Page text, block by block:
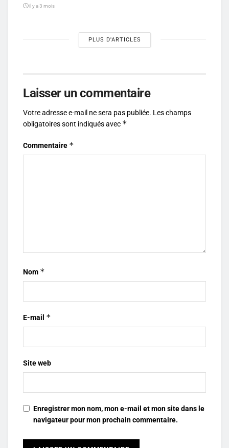
il y a 3 mois
PLUS D'ARTICLES
Laisser un commentaire
Votre adresse e-mail ne sera pas publiée. Les champs
obligatoires sont indiqués avec *
Commentaire *
Nom *
E-mail *
Site web
Enregistrer mon nom, mon e-mail et mon site dans le
navigateur pour mon prochain commentaire.